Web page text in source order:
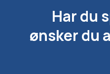
Har du
​ønsker du